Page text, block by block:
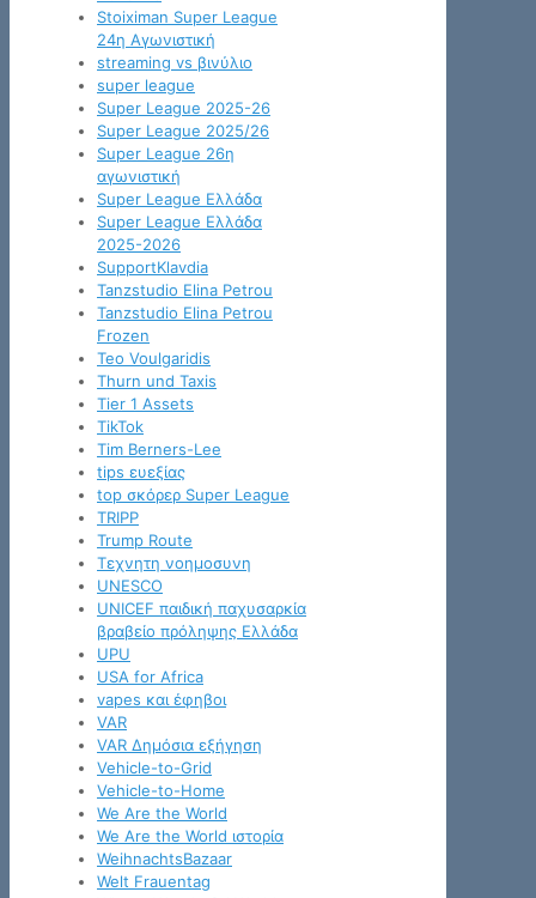
Stoiximan Super League
24η Αγωνιστική
streaming vs βινύλιο
super league
Super League 2025-26
Super League 2025/26
Super League 26η
αγωνιστική
Super League Ελλάδα
Super League Ελλάδα
2025-2026
SupportKlavdia
Tanzstudio Elina Petrou
Tanzstudio Elina Petrou
Frozen
Teo Voulgaridis
Thurn und Taxis
Tier 1 Assets
TikTok
Tim Berners-Lee
tips ευεξίας
top σκόρερ Super League
TRIPP
Trump Route
Tεχνητη νοημοσυνη
UNESCO
UNICEF παιδική παχυσαρκία
βραβείο πρόληψης Ελλάδα
UPU
USA for Africa
vapes και έφηβοι
VAR
VAR Δημόσια εξήγηση
Vehicle-to-Grid
Vehicle-to-Home
We Are the World
We Are the World ιστορία
WeihnachtsBazaar
Welt Frauentag